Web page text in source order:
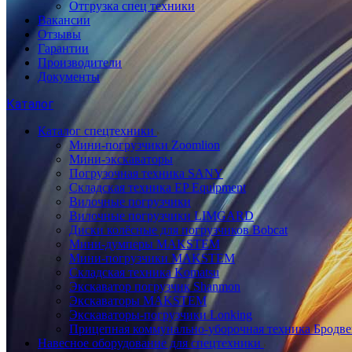
Отгрузка спец техники
Вакансии
Отзывы
Гарантии
Производители
Документы
Каталог
Каталог спецтехники
Мини-погрузчики Zoomlion
Мини-экскаваторы
Погрузочная техника SANY
Складская техника EP Equipment
Вилочные погрузчики
Вилочные погрузчики LIMGARD
Диски колёсные для погрузчиков Bobcat
Мини-думперы MAKSTEM
Мини-погрузчики MAKSTEM
Складская техника Komatsu
Экскаватор погрузчик Shanmon
Экскаваторы MAKSTEM
Экскаваторы-погрузчики Lonking
Прицепная коммунально-уборочная техника
Навесное оборудование для спецтехники